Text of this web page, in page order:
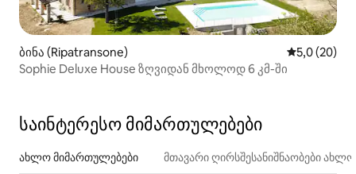
ბინა (Ripatransone) საშუალო
5,0 (20)
Sophie Deluxe House ზღვიდან მხოლოდ 6 კმ-ში
საინტერესო მიმართულებები
ახლო მიმართულებები მთავარი ღირსშესანიშნაობები